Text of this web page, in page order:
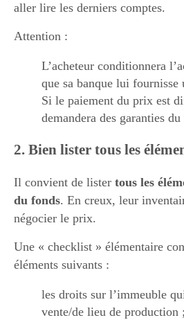
aller lire les derniers comptes.
Attention :
L’acheteur conditionnera
que sa banque lui
Si le paiement du prix est
demandera des garanties
2. Bien lister tous les
Il convient de lister tous les
du fonds. En creux, leur
négocier le prix.
Une « checklist » élémentaire
éléments suivants :
les droits sur l’immeuble
vente/de lieu de production ;